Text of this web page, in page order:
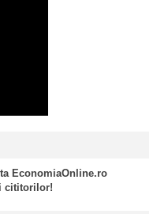
EconomiaOnline.ro
cititorilor!